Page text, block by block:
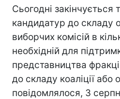
Сьогодні закінчується
кандидатур до складу
виборчих комісій в
необхідній для
представництва
до складу коаліції або
повідомлялося, 3